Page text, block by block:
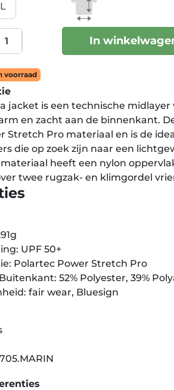
In
voorraad
jacket is een technische
en zacht aan de binnenkant.
Stretch Pro materiaal en is de
die op zoek zijn naar een
heeft een nylon
twee rugzak- en klimgordel
UPF 50+
Polartec Power Stretch Pro
52% Polyester, 39%
fair wear, Bluesign